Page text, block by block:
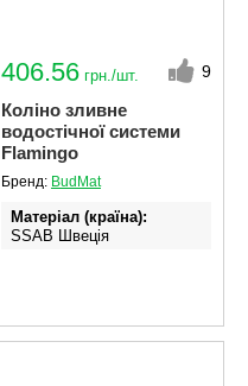
406.56 грн./шт. 9
Коліно зливне
водостічної системи
Flamingo
Бренд: BudMat
Матеріал (країна)
SSAB Швеція